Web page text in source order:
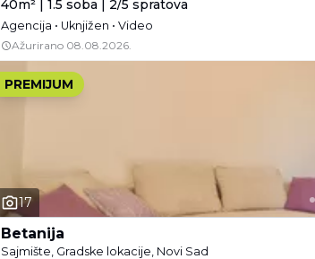
40m² | 1.5 soba | 2/5 spratova
Agencija • Uknjižen • Video
Ažurirano 08.08.2026.
PREMIJUM
17
Betanija
Sajmište, Gradske lokacije, Novi Sad